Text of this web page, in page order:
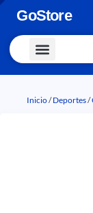
GoStore
Inicio/Deportes/